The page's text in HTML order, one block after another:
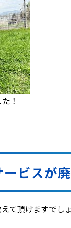
！
ービスが
えて頂けますでし